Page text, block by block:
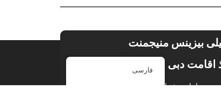
بیزینس منیجمنت
اقامت دبی از طریق ثبت شرکت
در طول بیش از دو دهه فعالیت تمام تجربیات
فارسی